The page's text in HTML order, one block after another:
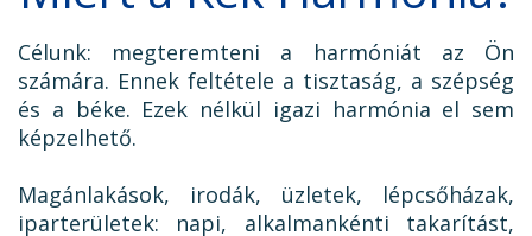
Célunk: megteremteni a harmóniát az Ön
számára. Ennek feltétele a tisztaság, a szépség
és a béke. Ezek nélkül igazi harmónia el sem
képzelhető.
Magánlakások, irodák, üzletek, lépcsőházak,
iparterületek: napi, alkalmankénti takarítást,